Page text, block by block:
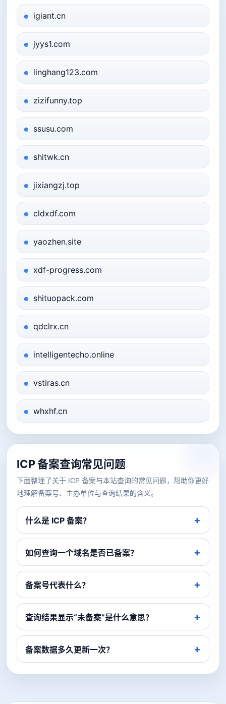
igiant.cn
jyys1.com
linghang123.com
zizifunny.top
ssusu.com
shitwk.cn
jixiangzj.top
cldxdf.com
yaozhen.site
xdf-progress.com
shituopack.com
qdclrx.cn
intelligentecho.online
vstiras.cn
whxhf.cn
ICP 备案查询常见问题
下面整理了关于 ICP 备案与本站查询的常见问题，帮助你更好
地理解备案号、主办单位与查询结果的含义。
什么是 ICP 备案？
如何查询一个域名是否已备案？
备案号代表什么？
查询结果显示“未备案”是什么意思？
备案数据多久更新一次？